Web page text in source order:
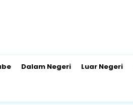
Dalam Negeri Luar Negeri